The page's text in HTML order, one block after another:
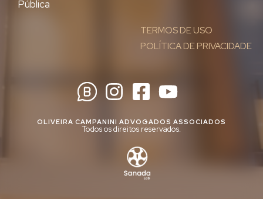
TERMOS DE USO
POLÍTICA DE PRIVACIDADE
Pública
OLIVEIRA CAMPANINI ADVOGADOS ASSOCIADOS
Todos os direitos reservados.